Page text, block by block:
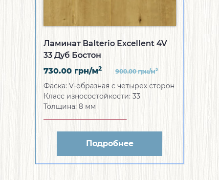
Ламинат Balterio Excellent 4V
33 Дуб Бостон
730.00 грн/м2 900.00грн/м2
Фаска: V-образная с четырех сторон
Класс износостойкости: 33
Толщина: 8 мм
Подробнее